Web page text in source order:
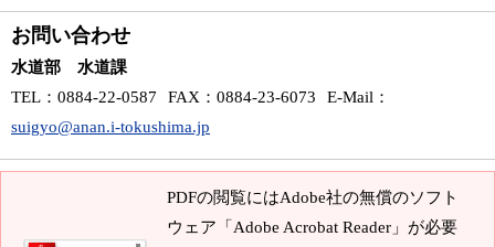
お問い合わせ
水道部 水道課
TEL ：0884-22-0587 FAX ：0884-23-6073 E-Mail ：
suigyo@anan.i-tokushima.jp
PDFの閲覧にはAdobe社の無償のソフト
ウェア「Adobe Acrobat Reader」が必要